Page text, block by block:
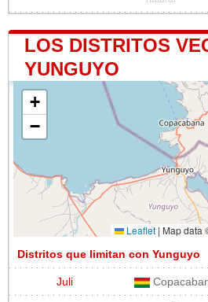
LOS DISTRITOS
YUNGUYO
+
−
Leaflet | Map data
Distritos que limitan con Yunguyo
Juli